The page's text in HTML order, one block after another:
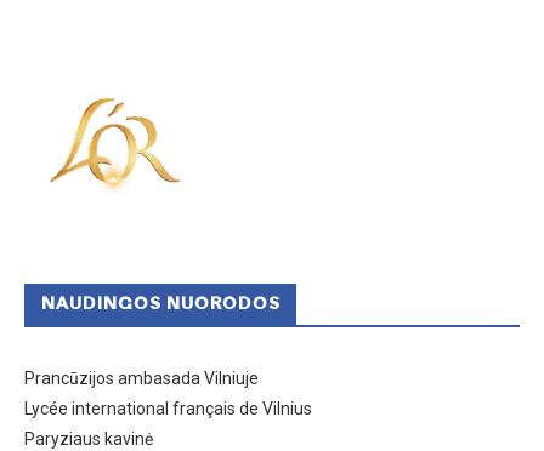
NAUDINGOS NUORODOS
Prancūzijos ambasada Vilniuje
Lycée international français de Vilnius
Paryziaus kavinė